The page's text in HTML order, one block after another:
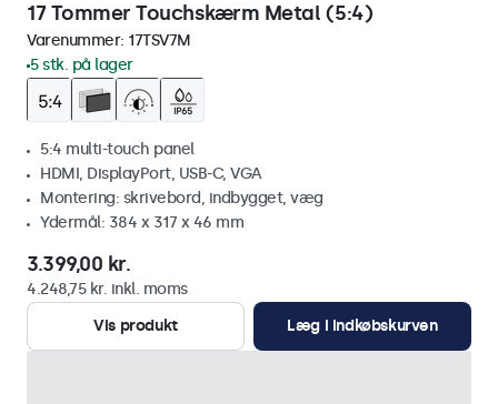
17 Tommer Touchskærm Metal (5:4)
Varenummer: 17TSV7M
5 stk. på lager
5:4 multi-touch panel
HDMI, DisplayPort, USB-C, VGA
Montering: skrivebord, indbygget, væg
Ydermål: 384 x 317 x 46 mm
3.399,00 kr.
4.248,75 kr. inkl. moms
Vis produkt
Læg i indkøbskurven